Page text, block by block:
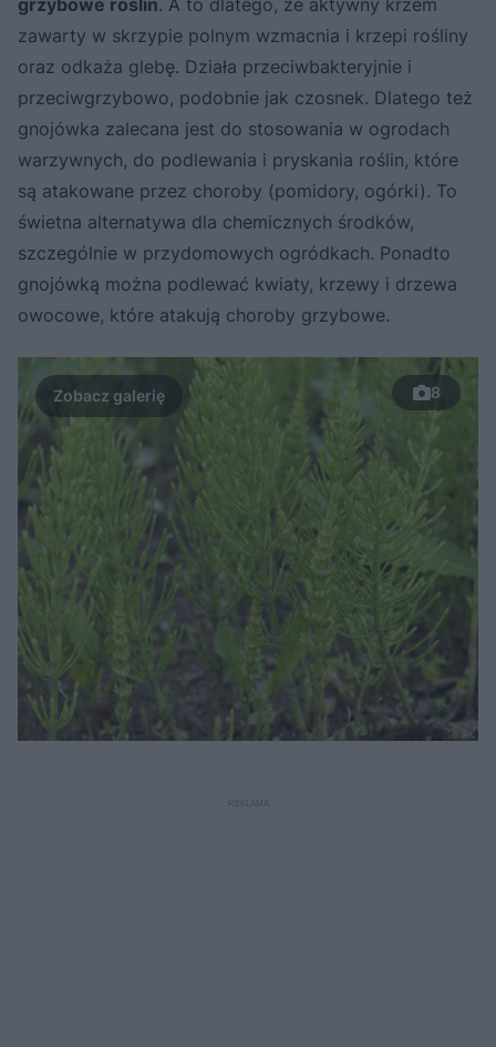
zawarty w skrzypie polnym wzmacnia i krzepi rośliny
oraz odkaża glebę. Działa przeciwbakteryjnie i
przeciwgrzybowo, podobnie jak czosnek. Dlatego też
gnojówka zalecana jest do stosowania w ogrodach
warzywnych, do podlewania i pryskania roślin, które
są atakowane przez choroby (pomidory, ogórki). To
świetna alternatywa dla chemicznych środków,
szczególnie w przydomowych ogródkach. Ponadto
gnojówką można podlewać kwiaty, krzewy i drzewa
owocowe, które atakują choroby grzybowe.
8